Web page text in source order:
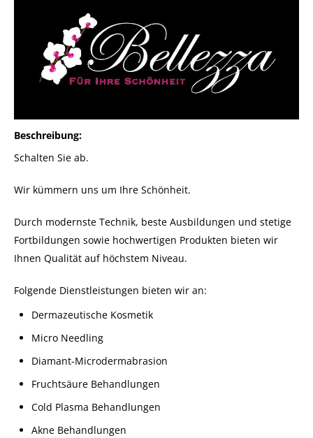
Beschreibung
Schalten Sie ab.
Wir kümmern uns um Ihre Schönheit.
Durch modernste Technik, beste Ausbildungen und stetige
Fortbildungen sowie hochwertigen Produkten bieten wir
Ihnen Qualität auf höchstem Niveau.
Folgende Dienstleistungen bieten wir an:
Dermazeutische Kosmetik
Micro Needling
Diamant-Microdermabrasion
Fruchtsäure Behandlungen
Cold Plasma Behandlungen
Akne Behandlungen